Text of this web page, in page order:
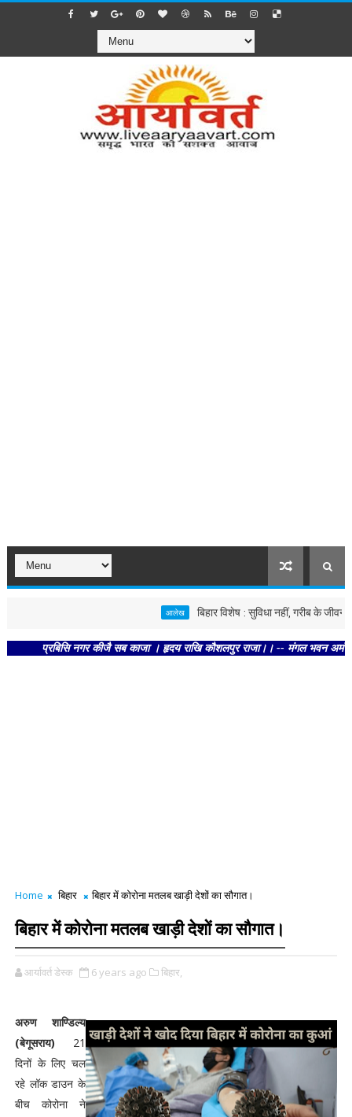
बिहार विशेष : सुविधा नहीं, गरीब के जीवन का
प्रबिसि नगर कीजै सब काजा । हृदय राखि कौशलपुर राजा।। -- मंगल भवन अमंगल
Home बिहार बिहार में कोरोना मतलब खाड़ी देशों का सौगात।
बिहार में कोरोना मतलब खाड़ी देशों का सौगात।
आर्यावर्त डेस्क 6 years ago बिहार,
अरुण शाण्डिल्य
(बेगूसराय) 21
दिनों के लिए चल
रहे लॉक डाउन के
बीच कोरोना ने